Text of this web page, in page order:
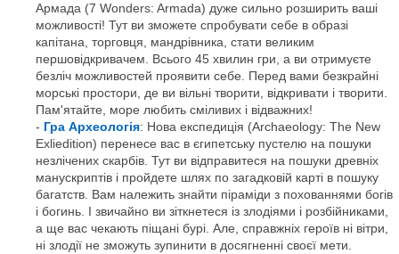
Армада (7 Wonders: Armada) дуже сильно розширить ваші
можливості! Тут ви зможете спробувати себе в образі
капітана, торговця, мандрівника, стати великим
першовідкривачем. Всього 45 хвилин гри, а ви отримуєте
безліч можливостей проявити себе. Перед вами безкрайні
морські простори, де ви вільні творити, відкривати і творити.
Пам'ятайте, море любить сміливих і відважних!
Гра Археологія: Нова експедиція (Archaeology: The New
Exliedition) перенесе вас в єгипетську пустелю на пошуки
незлічених скарбів. Тут ви відправитеся на пошуки древніх
манускриптів і пройдете шлях по загадковій карті в пошуку
багатств. Вам належить знайти піраміди з похованнями богів
і богинь. І звичайно ви зіткнетеся із злодіями і розбійниками,
а ще вас чекають піщані бурі. Але, справжніх героїв ні вітри,
ні злодії не зможуть зупинити в досягненні своєї мети.